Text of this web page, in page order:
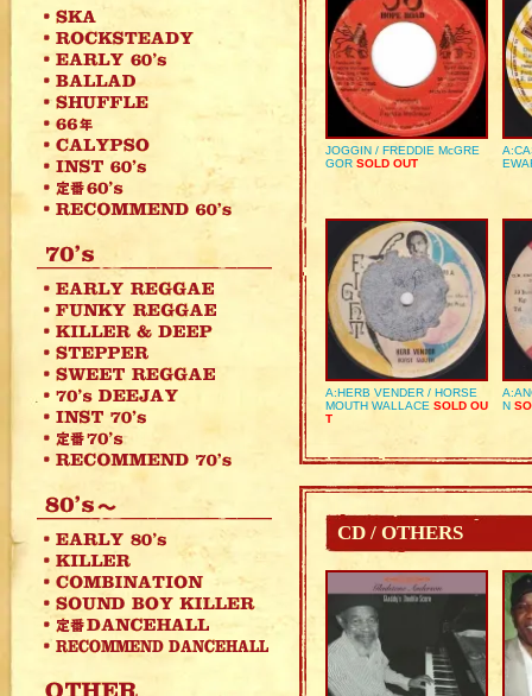
JOGGIN / FREDDIE McGRE
GOR SOLD OUT
A:HERB VENDER / HORSE
MOUTH WALLACE SOLD OU
T
N
CD / OTHERS